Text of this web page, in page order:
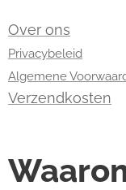
Over ons
Privacybeleid
Algemene
Verzendkosten